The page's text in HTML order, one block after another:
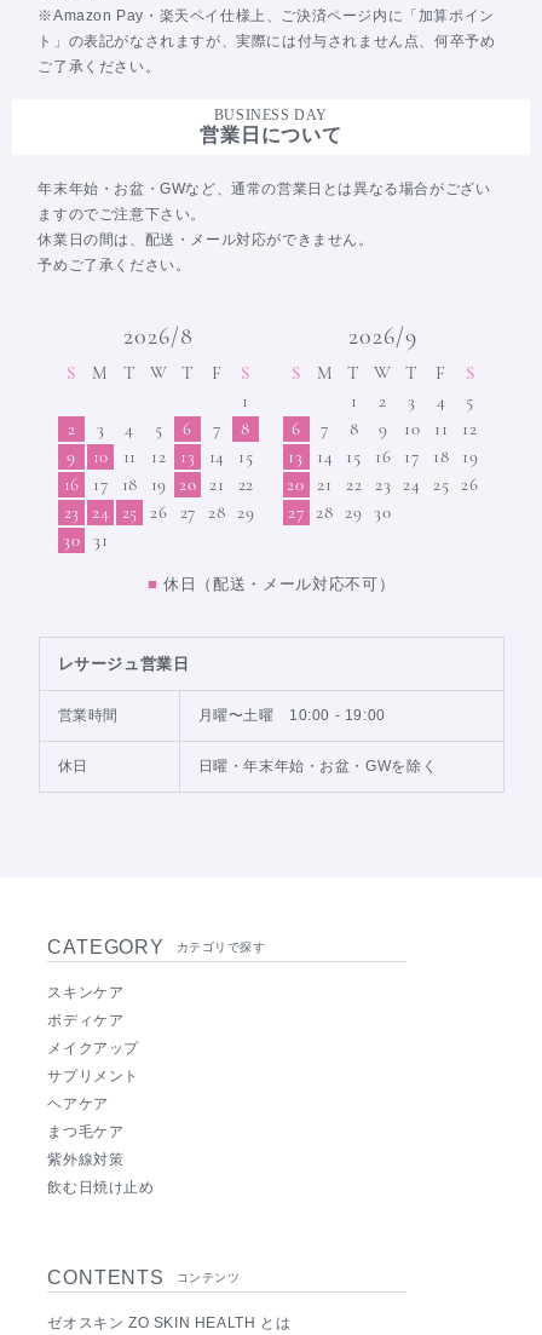
※Amazon Pay・楽天ペイ仕様上、ご決済ページ内に「加算ポイン
ト」の表記がなされますが、実際には付与されません点、何卒予め
ご了承ください。
BUSINESS DAY
営業日について
年末年始・お盆・GWなど、通常の営業日とは異なる場合がござい
ますのでご注意下さい。
休業日の間は、配送・メール対応ができません。
予めご了承ください。
2026/8
S M T W T F
S
1
2
3 4 5 6 7
8
9
10 11 12 13 14
15
16
17 18 19 20 21
22
23
24 25 26 27 28 29
30
31
2026/9
S M T W T F
S
1
2 3 4
5
6
7 8 9 10 11
12
13
14 15 16 17 18
19
20
21 22 23 24 25 26
27 28 29 30
■ 休日（配送・メール対応不可）
レサージュ営業日
営業時間 月曜〜土曜 10:00 - 19:00
休日 日曜・年末年始・お盆・GWを除く
CATEGORY カテゴリで探す
スキンケア
ボディケア
メイクアップ
サプリメント
ヘアケア
まつ毛ケア
紫外線対策
飲む日焼け止め
CONTENTS コンテンツ
ゼオスキン ZO SKIN HEALTH とは